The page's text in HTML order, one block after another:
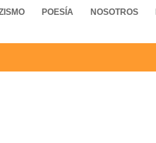
POESÍA NOSOTROS